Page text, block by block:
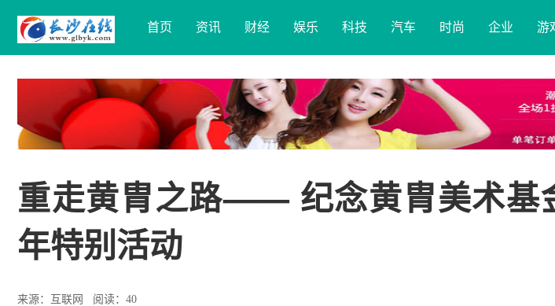
首页 资讯 财经 娱乐 科技 汽车 时尚 企业 游
重走黄胄之路—— 纪念黄胄美术基
年特别活动
来源：互联网 阅读：40